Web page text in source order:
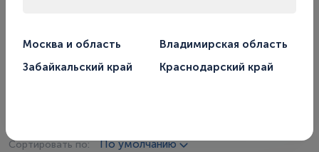
Газовые котлы отопления
Настенные газовые котлы
Сортировать по: По умолчанию
Москва и область
Владимирская область
Забайкальский край
Краснодарский край